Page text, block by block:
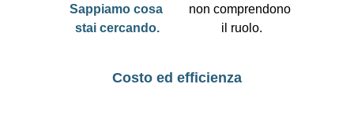
Sappiamo cosa
stai cercando.
Costo ed efficienza
non comprendono
il ruolo.